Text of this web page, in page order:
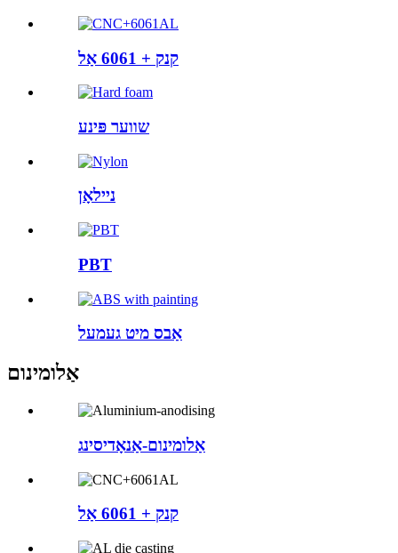
קנק + 6061 אַל
שווער פּינע
ניילאָן
PBT
אַבס מיט געמעל
אַלומינום
אַלומינום-אַנאָדיסינג
קנק + 6061 אַל